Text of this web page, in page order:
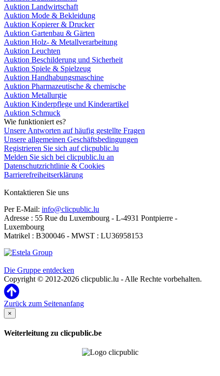
Auktion Landwirtschaft
Auktion Mode & Bekleidung
Auktion Kopierer & Drucker
Auktion Gartenbau & Gärten
Auktion Holz- & Metallverarbeitung
Auktion Leuchten
Auktion Beschilderung und Sicherheit
Auktion Spiele & Spielzeug
Auktion Handhabungsmaschine
Auktion Pharmazeutische & chemische
Auktion Metallurgie
Auktion Kinderpflege und Kinderartikel
Auktion Schmuck
Wie funktioniert es?
Unsere Antworten auf häufig gestellte Fragen
Unsere allgemeinen Geschäftsbedingungen
Registrieren Sie sich auf clicpublic.lu
Melden Sie sich bei clicpublic.lu an
Datenschutzrichtlinie & Cookies
Barrierefreiheitserklärung
Kontaktieren Sie uns
Per E-Mail: info@clicpublic.lu
Adresse : 55 Rue du Luxembourg - L-4931 Pontpierre -
Luxembourg
Matrikel : B300046 - MWST : LU36958153
Die Gruppe entdecken
Copyright © 2012-2026 clicpublic.lu - Alle Rechte vorbehalten.
Zurück zum Seitenanfang
×
Weiterleitung zu clicpublic.be